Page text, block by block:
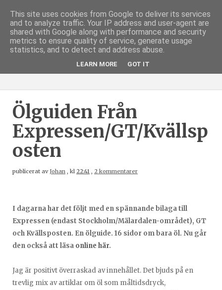
Ölguiden Från
Expressen/GT/Kvällsp
Osten
publicerat avJohan , kl 22:41 , 2 kommentarer
I dagarna har det följt med en spännande bilaga till
Expressen (endast Stockholm/Mälardalen-området), GT
och Kvällsposten. En ölguide. 16 sidor om bara öl. Nu går
den också att läsa online här.
Jag är positivt överraskad av innehållet. Det bjuds på en
trevlig mix av artiklar om öl som måltidsdryck,
This site uses cookies from Google to deliver its services
and to analyze traffic. Your IP address and user-agent are
shared with Google along with performance and security
metrics to ensure quality of service, generate usage
statistics, and to detect and address abuse.
LEARN MORE GOT IT